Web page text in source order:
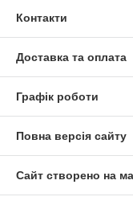
Контакти
Доставка та оплата
Графік роботи
Повна версія сайту
Сайт створено на